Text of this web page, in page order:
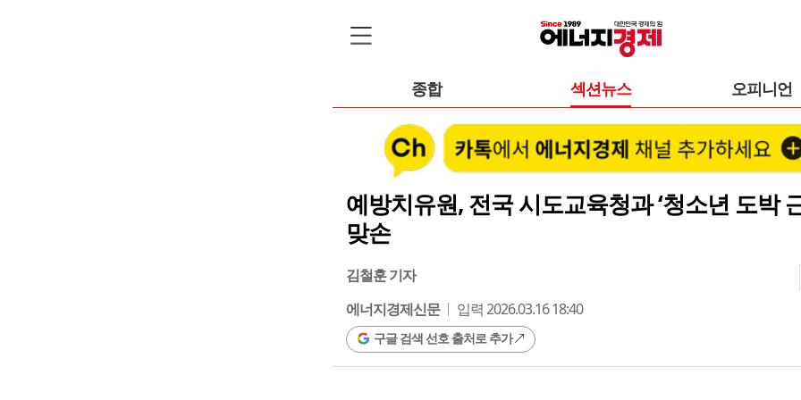
종합 섹션뉴스 오피니언
예방치유원, 전국 시도교육청과 ‘청소년 도박
맞손
김철훈 기자
에너지경제신문
입력 2026.03.16 18:40
구글 검색 선호 출처로 추가